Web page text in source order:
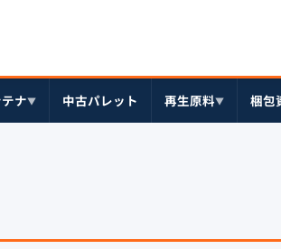
ナ▼ 中古パレット 再生原料▼ 梱包